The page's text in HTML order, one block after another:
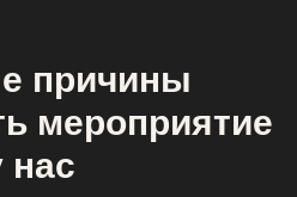
причины
мероприятие
нас